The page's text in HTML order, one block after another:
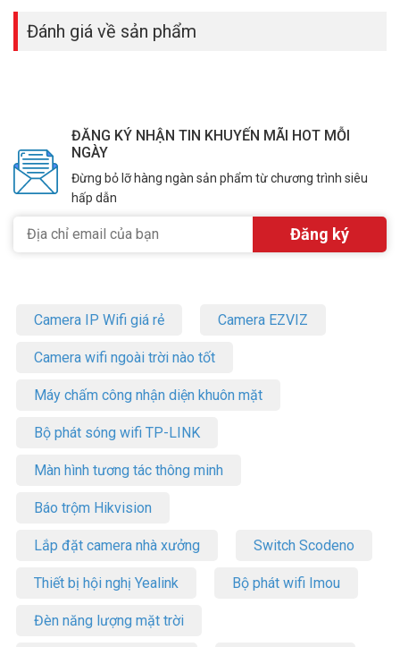
Đánh giá về sản phẩm
ĐĂNG KÝ NHẬN TIN KHUYẾN MÃI HOT MỖI
NGÀY
Đừng bỏ lỡ hàng ngàn sản phẩm từ chương trình siêu
hấp dẫn
Camera IP Wifi giá rẻ Camera EZVIZ
Camera wifi ngoài trời nào tốt
Máy chấm công nhận diện khuôn mặt
Bộ phát sóng wifi TP-LINK
Màn hình tương tác thông minh
Báo trộm Hikvision
Lắp đặt camera nhà xưởng Switch Scodeno
Thiết bị hội nghị Yealink Bộ phát wifi Imou
Đèn năng lượng mặt trời